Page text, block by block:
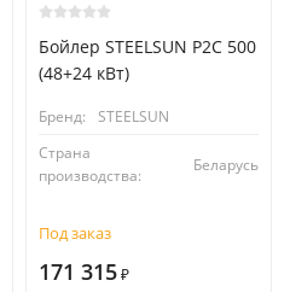
Бойлер STEELSUN P2C 500
(48+24 кВт)
Бренд:
STEELSUN
Страна
производства:
Беларусь
Под заказ
171 315 ₽